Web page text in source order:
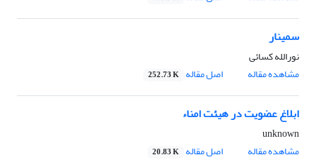
سمینار
نورالله کسائی
مشاهده مقاله
اصل مقاله 252.73 K
ابلاغ عضویت در هیئت امناء
unknown
مشاهده مقاله
اصل مقاله 20.83 K